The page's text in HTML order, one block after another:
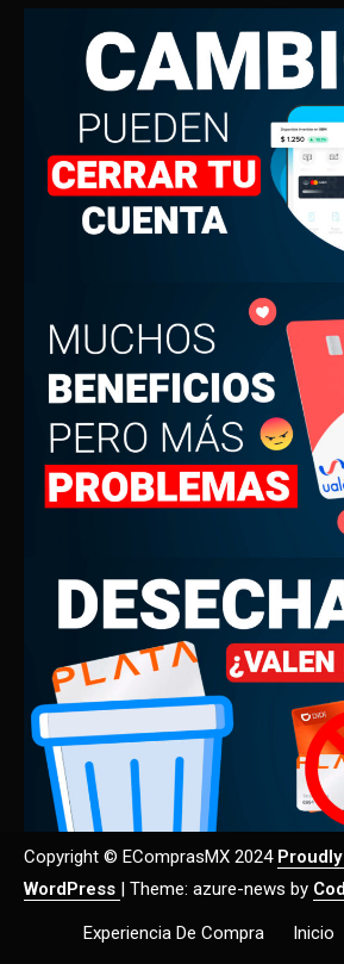
Copyright © EComprasMX 2024
WordPress | Theme: azure-news by
Experiencia De Compra Inicio